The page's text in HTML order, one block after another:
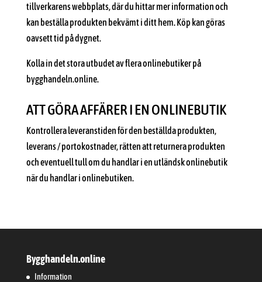
tillverkarens webbplats, där du hittar mer information och
kan beställa produkten bekvämt i ditt hem. Köp kan göras
oavsett tid på dygnet.
Kolla in det stora utbudet av flera onlinebutiker på
bygghandeln.online.
ATT GÖRA AFFÄRER I EN ONLINEBUTIK
Kontrollera leveranstiden för den beställda produkten,
leverans / portokostnader, rätten att returnera produkten
och eventuell tull om du handlar i en utländsk onlinebutik
när du handlar i onlinebutiken.
Bygghandeln.online
Information